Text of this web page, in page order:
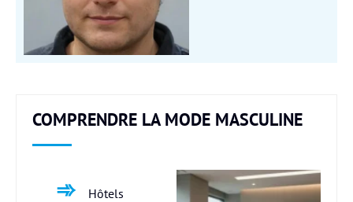
COMPRENDRE LA MODE MASCULINE
Hôtels